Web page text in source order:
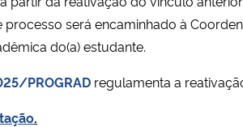
processo será encaminhado à
do(a) estudante.
PROGRAD regulamenta a
.